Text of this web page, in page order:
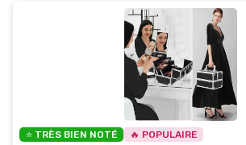
⭐ TRÈS BIEN NOTÉ 🔥 POPULAIRE